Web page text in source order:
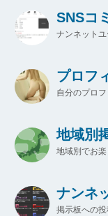
SNSコ
ナンネット
プロフ
自分のプロ
地域別
地域別でお
ナンネ
掲示板への